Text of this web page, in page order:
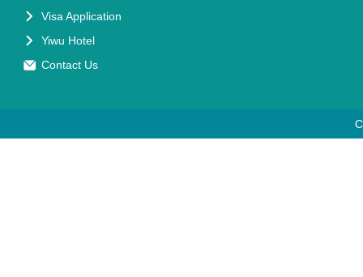
Visa Application
Yiwu Hotel
Contact Us